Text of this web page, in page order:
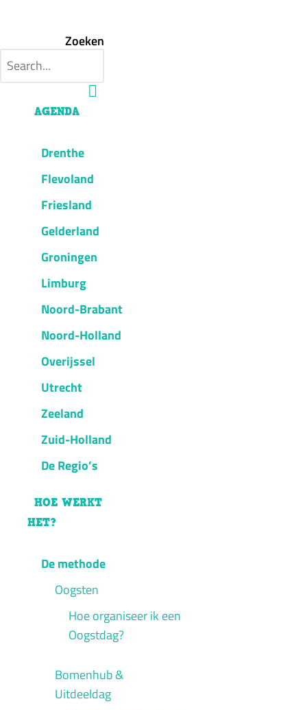
Zoeken
AGENDA
Drenthe
Flevoland
Friesland
Gelderland
Groningen
Limburg
Noord-Brabant
Noord-Holland
Overijssel
Utrecht
Zeeland
Zuid-Holland
De Regio’s
HOE WERKT
HET?
De methode
Oogsten
Hoe organiseer ik een
Oogstdag?
Bomenhub &
Uitdeeldag